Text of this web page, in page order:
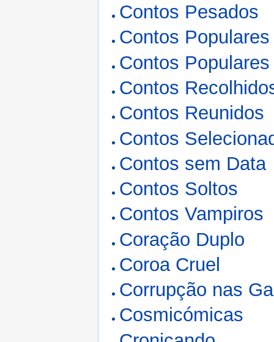
Contos Pesados
Contos
Contos
Contos
Contos Reunidos
Contos
Contos sem Data
Contos Soltos
Contos Vampiros
Coração Duplo
Coroa Cruel
Corrupção nas
Cosmicómicas